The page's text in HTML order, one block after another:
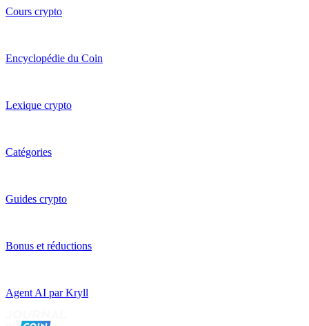
Cours crypto
Encyclopédie du Coin
Lexique crypto
Catégories
Guides crypto
Bonus et réductions
Agent AI par Kryll